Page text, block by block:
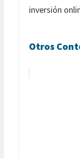
inversión
Otros